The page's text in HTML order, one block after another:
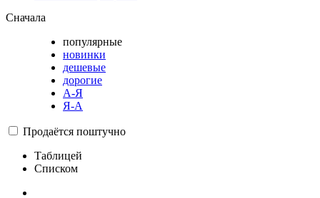
Сначала
популярные
новинки
дешевые
дорогие
А-Я
Я-А
Продаётся поштучно
Таблицей
Списком